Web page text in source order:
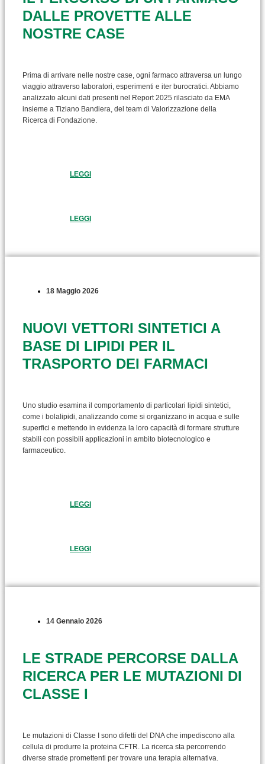
DALLE PROVETTE ALLE
NOSTRE CASE
Prima di arrivare nelle nostre case, ogni farmaco attraversa un lungo
viaggio attraverso laboratori, esperimenti e iter burocratici. Abbiamo
analizzato alcuni dati presenti nel Report 2025 rilasciato da EMA
insieme a Tiziano Bandiera, del team di Valorizzazione della
Ricerca di Fondazione.
LEGGI
LEGGI
18 Maggio 2026
NUOVI VETTORI SINTETICI A
BASE DI LIPIDI PER IL
TRASPORTO DEI FARMACI
Uno studio esamina il comportamento di particolari lipidi sintetici,
come i bolalipidi, analizzando come si organizzano in acqua e sulle
superfici e mettendo in evidenza la loro capacità di formare strutture
stabili con possibili applicazioni in ambito biotecnologico e
farmaceutico.
LEGGI
LEGGI
14 Gennaio 2026
LE STRADE PERCORSE DALLA
RICERCA PER LE MUTAZIONI DI
CLASSE I
Le mutazioni di Classe I sono difetti del DNA che impediscono alla
cellula di produrre la proteina CFTR. La ricerca sta percorrendo
diverse strade promettenti per trovare una terapia alternativa.